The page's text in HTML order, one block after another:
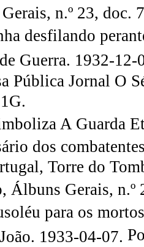
n.º 23, doc.
desfilando
Guerra. 1932-
Pública Jornal O
A Guarda
dos
Torre do
Álbuns Gerais, n.º
para os
1933-04-07.